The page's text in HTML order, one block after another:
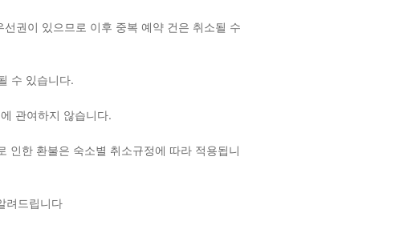
권이 있으므로 이후 중복 예약 건은 취소될 수
수 있습니다.
관여하지 않습니다.
인한 환불은 숙소별 취소규정에 따라 적용됩니
려드립니다